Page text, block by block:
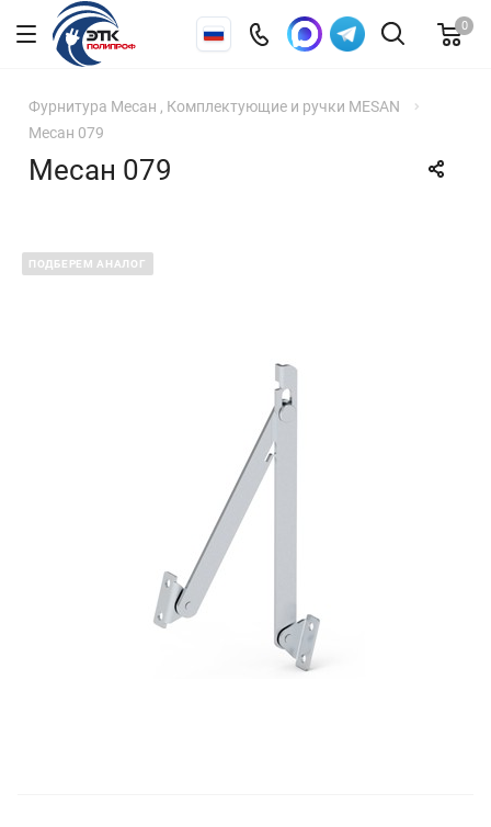
0
Фурнитура Месан , Комплектующие и ручки MESAN
Месан 079
Месан 079
ПОДБЕРЕМ АНАЛОГ